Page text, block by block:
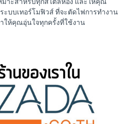
ะบบเทอร์โมฟิวส์ ที่จะตัดไฟการทำงาน
ให้คุณอุ่นใจทุกครั้งที่ใช้งาน